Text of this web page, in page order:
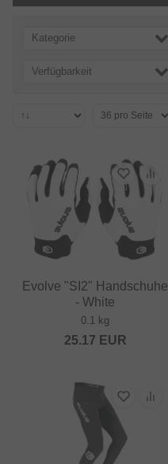
Kategorie
Verfügbarkeit
Evolve "SI2" Handschuhe
- White
0.1 kg
25.17 EUR